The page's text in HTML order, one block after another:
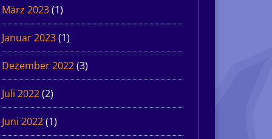
März 2023(1)
Januar 2023(1)
Dezember 2022(3)
Juli 2022(2)
Juni 2022(1)